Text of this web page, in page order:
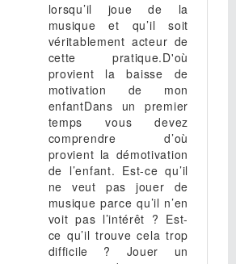
lorsqu’il joue de la
musique et qu’il soit
véritablement acteur de
cette pratique.D'où
provient la baisse de
motivation de mon
enfantDans un premier
temps vous devez
comprendre d’où
provient la démotivation
de l’enfant. Est-ce qu’il
ne veut pas jouer de
musique parce qu’il n’en
voit pas l’intérêt ? Est-
ce qu’il trouve cela trop
difficile ? Jouer un